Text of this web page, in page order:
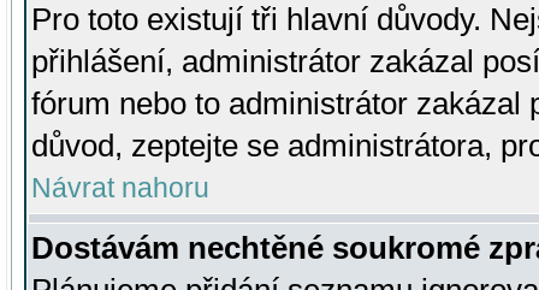
Pro toto existují tři hlavní důvody.
přihlášení, administrátor zakázal
fórum nebo to administrátor zakázal
důvod, zeptejte se administrátora,
Návrat nahoru
Dostávám nechtěné soukromé